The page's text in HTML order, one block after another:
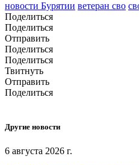
новости Бурятии ветеран сво
Поделиться
Поделиться
Отправить
Поделиться
Поделиться
Твитнуть
Отправить
Поделиться
Другие новости
6 августа 2026 г.